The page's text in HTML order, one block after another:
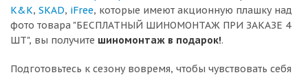
K&K, SKAD, iFree, которые имеют акционную плашку над
фото товара "БЕСПЛАТНЫЙ ШИНОМОНТАЖ ПРИ ЗАКАЗЕ 4
ШТ", вы получите шиномонтаж в подарок!.
Подготовьтесь к сезону вовремя, чтобы чувствовать себя